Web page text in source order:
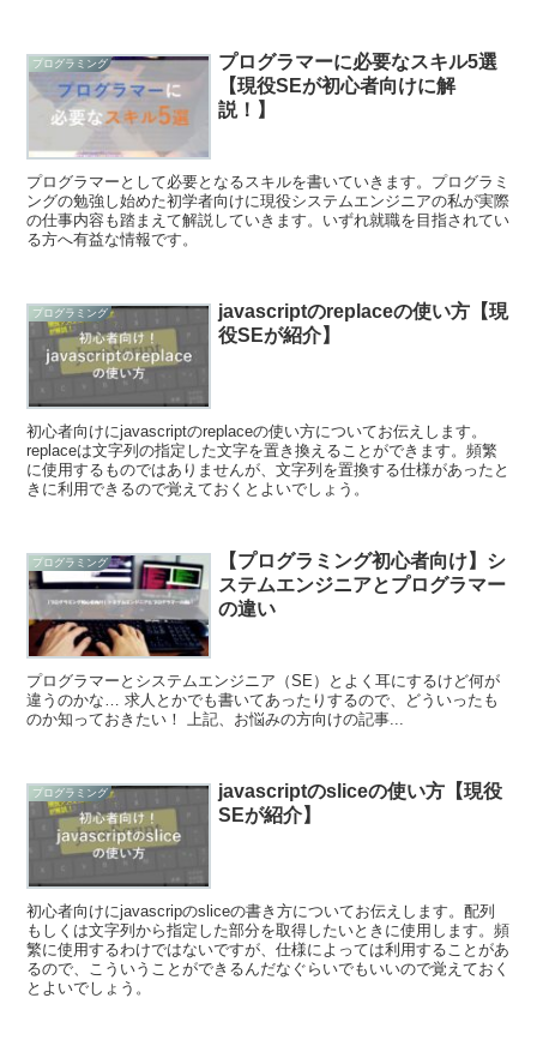
プログラミング
プログラマーに必要なスキル5選
【現役SEが初心者向けに解
説！】
プログラマーとして必要となるスキルを書いていきます。プログラミ
ングの勉強し始めた初学者向けに現役システムエンジニアの私が実際
の仕事内容も踏まえて解説していきます。いずれ就職を目指されてい
る方へ有益な情報です。
プログラミング
javascriptのreplaceの使い方【現
役SEが紹介】
初心者向けにjavascriptのreplaceの使い方についてお伝えします。
replaceは文字列の指定した文字を置き換えることができます。頻繁
に使用するものではありませんが、文字列を置換する仕様があったと
きに利用できるので覚えておくとよいでしょう。
プログラミング
【プログラミング初心者向け】シ
ステムエンジニアとプログラマー
の違い
プログラマーとシステムエンジニア（SE）とよく耳にするけど何が
違うのかな… 求人とかでも書いてあったりするので、どういったも
のか知っておきたい！ 上記、お悩みの方向けの記事...
プログラミング
javascriptのsliceの使い方【現役
SEが紹介】
初心者向けにjavascripのsliceの書き方についてお伝えします。配列
もしくは文字列から指定した部分を取得したいときに使用します。頻
繁に使用するわけではないですが、仕様によっては利用することがあ
るので、こういうことができるんだなぐらいでもいいので覚えておく
とよいでしょう。